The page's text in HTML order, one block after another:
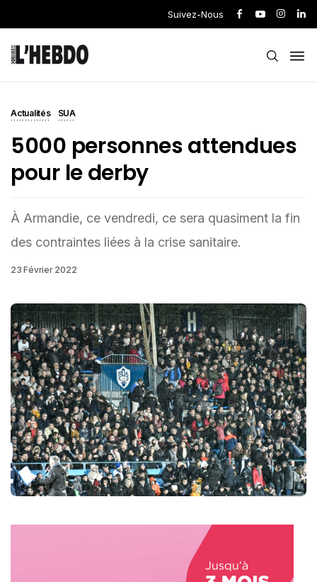
Suivez-Nous
Actualités SUA
5000 personnes attendues
pour le derby
À Armandie, ce vendredi, ce sera quasiment la fin
des contraintes liées à la crise sanitaire.
23 Février 2022